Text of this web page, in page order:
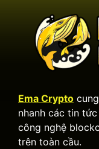
Ema Crypto
nhanh các tin
công nghệ
trên toàn cầu.